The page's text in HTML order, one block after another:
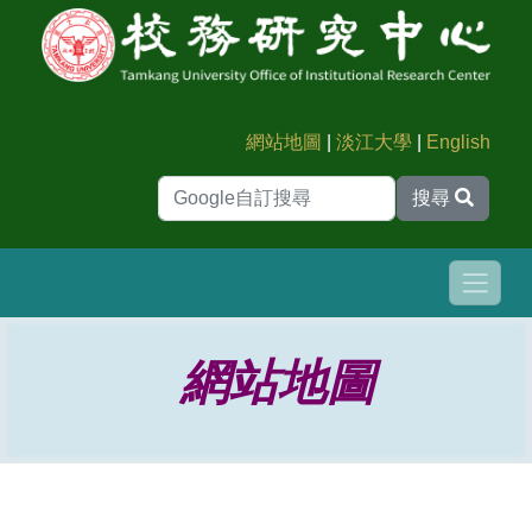
網站地圖 |淡江大學 English
搜尋
網站地圖